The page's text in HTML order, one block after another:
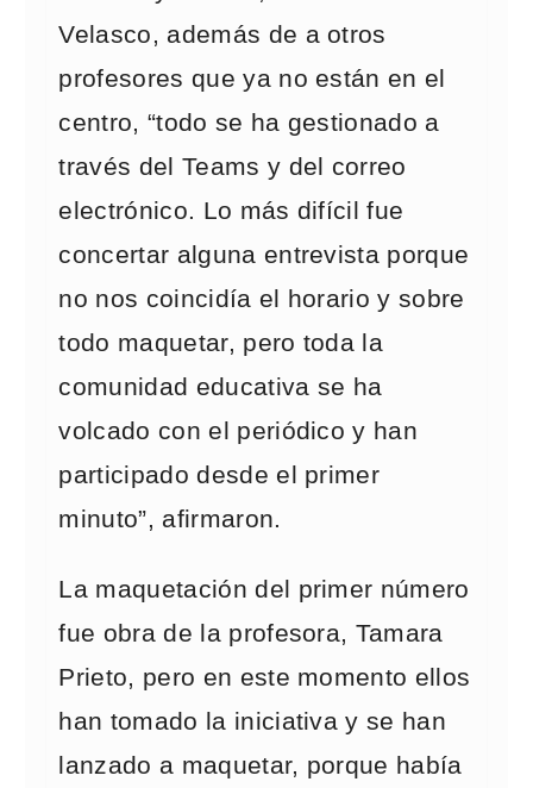
Velasco, además de a otros
profesores que ya no están en el
centro, “todo se ha gestionado a
través del Teams y del correo
electrónico. Lo más difícil fue
concertar alguna entrevista porque
no nos coincidía el horario y sobre
todo maquetar, pero toda la
comunidad educativa se ha
volcado con el periódico y han
participado desde el primer
minuto”, afirmaron.
La maquetación del primer número
fue obra de la profesora, Tamara
Prieto, pero en este momento ellos
han tomado la iniciativa y se han
lanzado a maquetar, porque había